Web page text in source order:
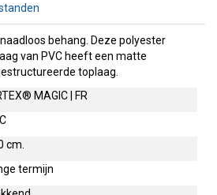
behang. Deze polyester
van PVC heeft een matte
toplaag.
MAGIC | FR
cm.
termijn